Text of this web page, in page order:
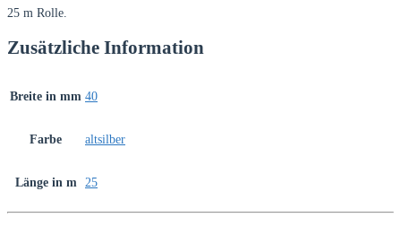
25 m Rolle.
Zusätzliche Information
Breite in mm 40
Farbe altsilber
Länge in m 25